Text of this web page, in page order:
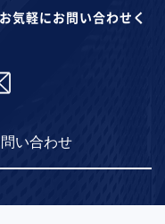
気軽にお問い合わせく
い合わせ